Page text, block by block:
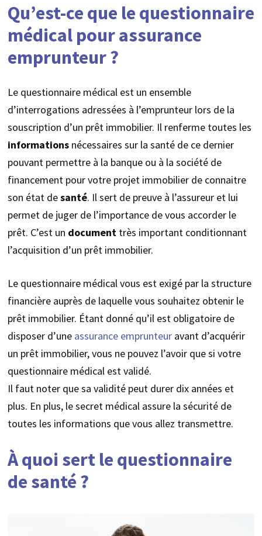
Qu’est-ce que le questionnaire
médical pour assurance
emprunteur ?
Le questionnaire médical est un ensemble
d’interrogations adressées à l’emprunteur lors de la
souscription d’un prêt immobilier. Il renferme toutes les
informations nécessaires sur la santé de ce dernier
pouvant permettre à la banque ou à la société de
financement pour votre projet immobilier de connaitre
son état desanté. Il sert de preuve à l’assureur et lui
permet de juger de l’importance de vous accorder le
prêt. C’est un document très important conditionnant
l’acquisition d’un prêt immobilier.
Le questionnaire médical vous est exigé par la structure
financière auprès de laquelle vous souhaitez obtenir le
prêt immobilier. Étant donné qu’il est obligatoire de
disposer d’une assurance emprunteuravant d’acquérir
un prêt immobilier, vous ne pouvez l’avoir que si votre
questionnaire médical est validé.
Il faut noter que sa validité peut durer dix années et
plus. En plus, le secret médical assure la sécurité de
toutes les informations que vous allez transmettre.
À quoi sert le questionnaire
de santé ?